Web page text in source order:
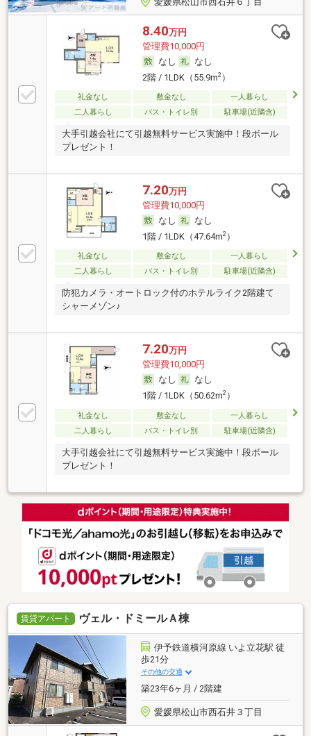
8.40万円
管理費10,000円
なし
なし
2階 / 1LDK（55.9m2）
礼金なし 敷金なし
一人暮らし
二人暮らし
バス・トイレ別 駐車場(近隣含)
大手引越会社にて引越無料サービス実施中！段ボール
プレゼント！
7.20万円
管理費10,000円
なし
なし
1階 / 1LDK（47.64m2）
礼金なし 敷金なし
一人暮らし
二人暮らし
バス・トイレ別 駐車場(近隣含)
防犯カメラ・オートロック付のホテルライク2階建て
シャーメゾン♪
7.20万円
管理費10,000円
なし
なし
1階 / 1LDK（50.62m2）
礼金なし 敷金なし
一人暮らし
二人暮らし
バス・トイレ別 駐車場(近隣含)
大手引越会社にて引越無料サービス実施中！段ボール
プレゼント！
賃貸アパート ヴェル・ドミールＡ棟
伊予鉄道横河原線 いよ立花駅 徒
歩21分
その他の交通
築23年6ヶ月 / 2階建
愛媛県松山市西石井３丁目